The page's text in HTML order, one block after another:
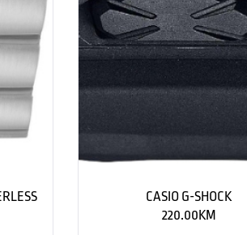
CASIO G-SHOCK
220.00KM